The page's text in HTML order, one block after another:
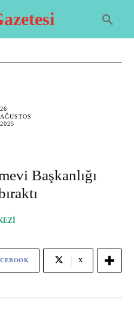
26
AĞUSTOS
2025
Başkanlığı
X